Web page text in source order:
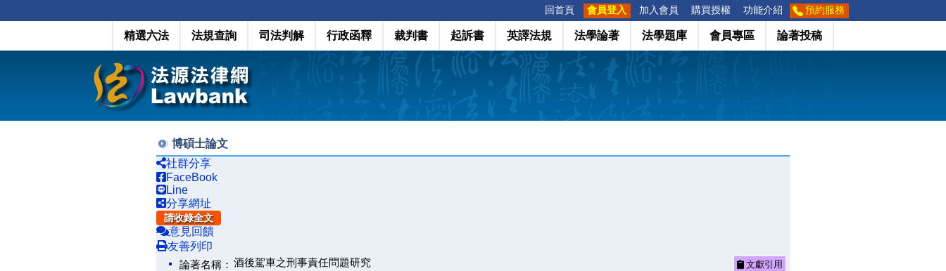
回首頁 會員登入 加入會員 購買授權 功能介紹 預約服務
精選六法 法規查詢 司法判解 行政函釋 裁判書 起訴書 英譯法規 法學論著 法學題庫 會員專區 論著投稿
博碩士論文
社群分享
FaceBook
Line
分享網址
請收錄全文
意見回饋
友善列印
論著名稱： 酒後駕車之刑事責任問題研究 文獻引用